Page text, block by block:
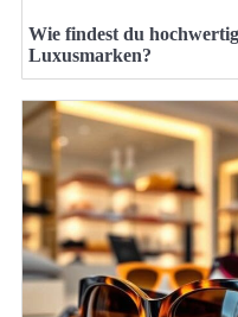
Wie findest du
Luxusmarken?